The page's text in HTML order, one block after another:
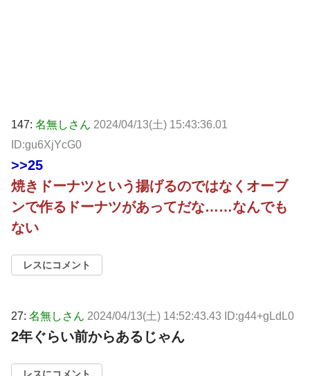
147: 名無しさん 2024/04/13(土) 15:43:36.01
ID:gu6XjYcG0
>>25
焼きドーナツという揚げるのではなくオーブ
ンで作るドーナツがあってだな……なんでも
ない
レスにコメント
27: 名無しさん 2024/04/13(土) 14:52:43.43 ID:g44+gLdL0
2年ぐらい前からあるじゃん